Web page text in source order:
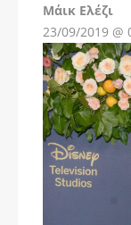
Μάικ Ελέζι
23/09/2019 @